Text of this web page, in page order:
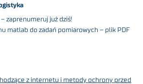
zaprenumeruj już dziś!
matlab do zadań pomiarowych – plik PDF
z internetu i metody ochrony przed